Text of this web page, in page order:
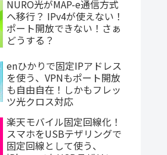
NURO光がMAP-e通信方式
へ移行？ IPv4が使えない！
ポート開放できない！さぁ
どうする？
enひかりで固定IPアドレス
を使う、VPNもポート開放
も自由自在！しかもフレッ
ツ光クロス対応
楽天モバイル固定回線化！
スマホをUSBテザリングで
固定回線として使う、